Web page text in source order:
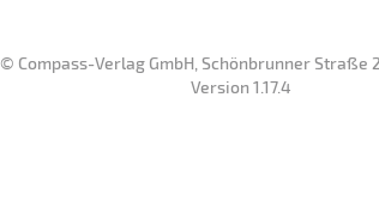
© Compass-Verlag GmbH, Schönbrunner Straße
Version 1.17.4